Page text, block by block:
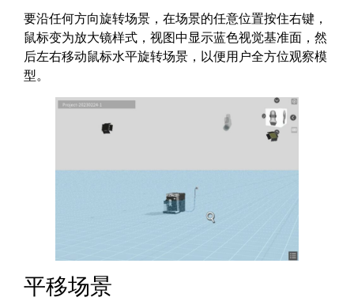
要沿任何方向旋转场景，在场景的任意位置按住右键，
鼠标变为放大镜样式，视图中显示蓝色视觉基准面，然
后左右移动鼠标水平旋转场景，以便用户全方位观察模
型。
平移场景